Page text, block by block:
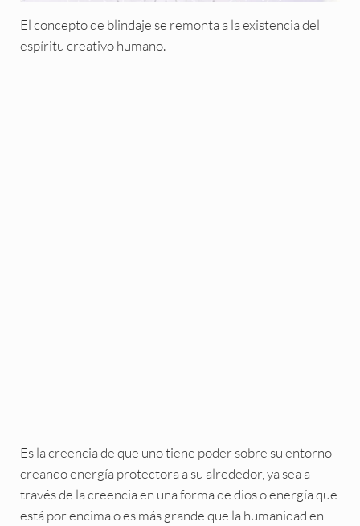
El concepto de blindaje se remonta a la existencia del
espíritu creativo humano.
Es la creencia de que uno tiene poder sobre su entorno
creando energía protectora a su alrededor, ya sea a
través de la creencia en una forma de dios o energía que
está por encima o es más grande que la humanidad en